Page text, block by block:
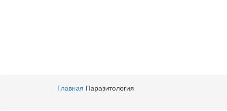
Главная Паразитология